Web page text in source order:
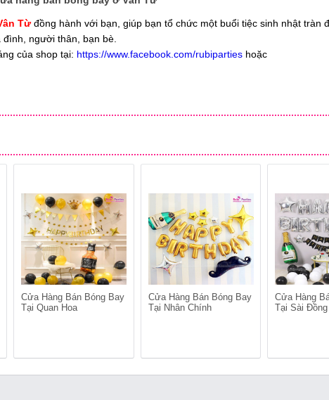
Từđồng hành với bạn, giúp bạn tổ chức một buổi tiệc sinh nhật tràn
người thân, bạn bè.
của shop tại: https://www.facebook.com/rubiparties hoặc
Cửa Hàng Bán Bóng Bay
Tại Quan Hoa
Cửa Hàng Bán Bóng Bay
Tại Nhân Chính
Cửa Hàng
Tại Sài Đồng